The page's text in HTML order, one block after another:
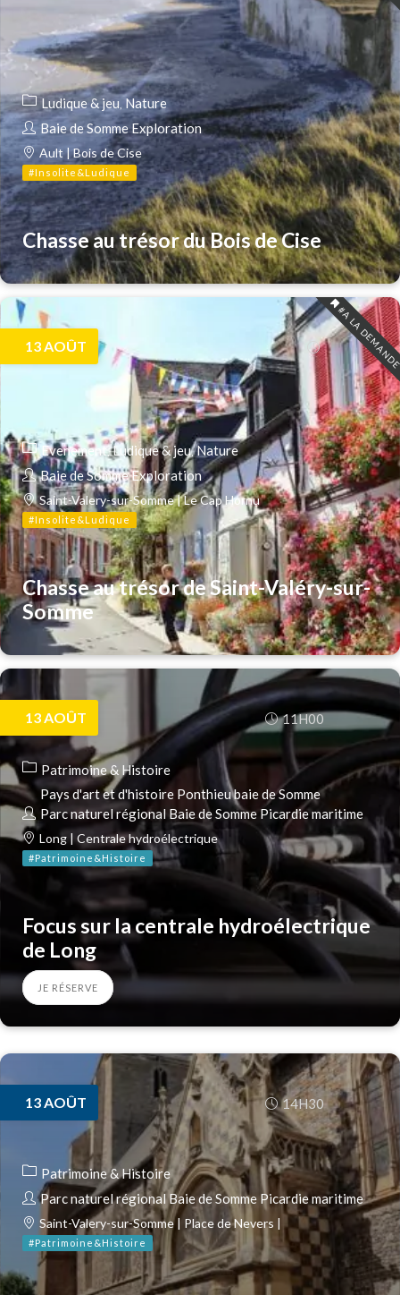
Ludique & jeu Nature
Baie de Somme Exploration
Ault | Bois de Cise
#Insolite&Ludique
Chasse au trésor du Bois de Cise
#A LA
13 AOÛT
Evenement Ludique & jeu Nature
Baie de Somme Exploration
Saint-Valery-sur-Somme | Le Cap Hornu
#Insolite&Ludique
Chasse au trésor de Saint-Valéry-sur-
Somme
13 AOÛT 11H00
Patrimoine & Histoire
Pays d'art et d'histoire Ponthieu baie de Somme
Parc naturel régional Baie de Somme Picardie maritime
Long | Centrale hydroélectrique
#Patrimoine&Histoire
Focus sur la centrale hydroélectrique
de Long
JE RÉSERVE
13 AOÛT 14H30
Patrimoine & Histoire
Parc naturel régional Baie de Somme Picardie maritime
Saint-Valery-sur-Somme | Place de Nevers |
#Patrimoine&Histoire